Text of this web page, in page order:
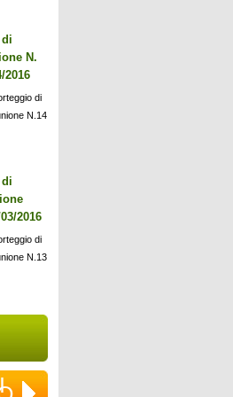
di
N.
2016
di
N.14
di
2016
di
N.13